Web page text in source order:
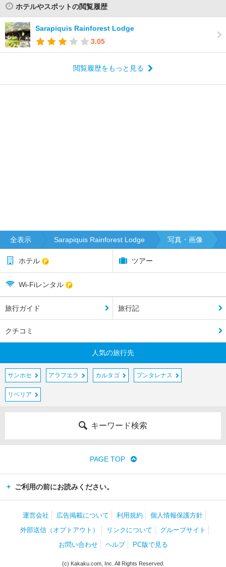
ホテルやスポットの閲覧履歴
Sarapiquis Rainforest Lodge
3.05
閲覧履歴をもっと見る
全表示 Sarapiquis Rainforest Lodge 写真・画像
ホテル ツアー
Wi-Fiレンタル
旅行ガイド 旅行記
クチコミ
人気の旅行先
サンホセ アラフエラ カルタゴ プンタレナス
リベリア
キーワード検索
PAGE TOP
ご利用の前にお読みください。
運営会社 広告掲載について 利用規約
個人情報保護方針
外部送信（オプトアウト）
リンクについて
グループサイト
お問い合わせ
ヘルプ PC版で見る
(c) Kakaku.com, Inc. All Rights Reserved.